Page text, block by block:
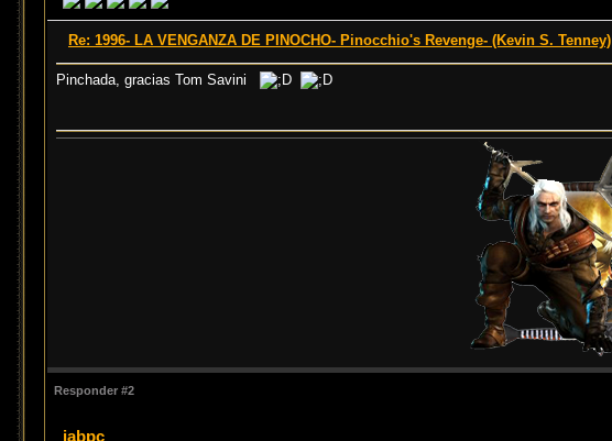
Re: 1996- LA VENGANZA DE PINOCHO- Pinocchio's Revenge- (Kevin S. Tenney)
Pinchada, gracias Tom Savini
Responder #2
jabpc